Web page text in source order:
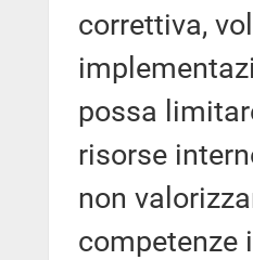
correttiva,
possa
risorse
non
competenze